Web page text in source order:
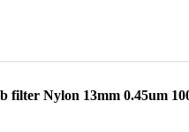
filter Nylon 13mm 0.45um